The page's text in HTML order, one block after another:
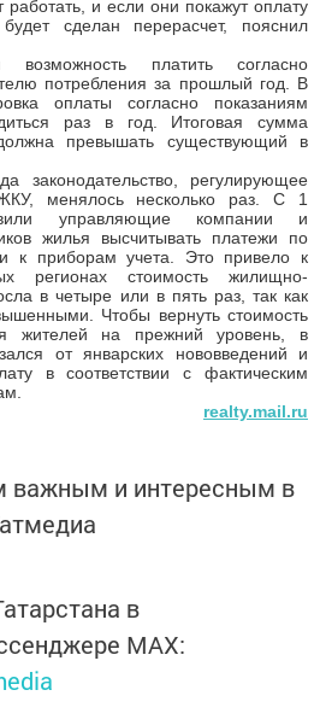
и если они покажут оплату
сделан перерасчет, пояснил
платить согласно
потребления за прошлый год. В
оплаты согласно показаниям
раз в год. Итоговая сумма
превышать существующий в
законодательство, регулирующее
менялось несколько раз. С 1
управляющие компании и
жилья высчитывать платежи по
к приборам учета. Это привело к
регионах стоимость жилищно-
в четыре или в пять раз, так как
Чтобы вернуть стоимость
жителей на прежний уровень, в
от январских нововведений и
в соответствии с фактическим
realty.mail.ru
важным и интересным в
в
MАХ: